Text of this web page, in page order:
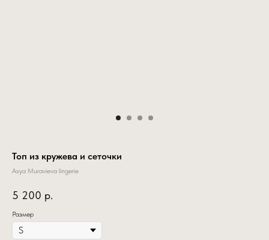
Топ из кружева и сеточки
Asya Muravieva lingerie
5 200 р.
Размер